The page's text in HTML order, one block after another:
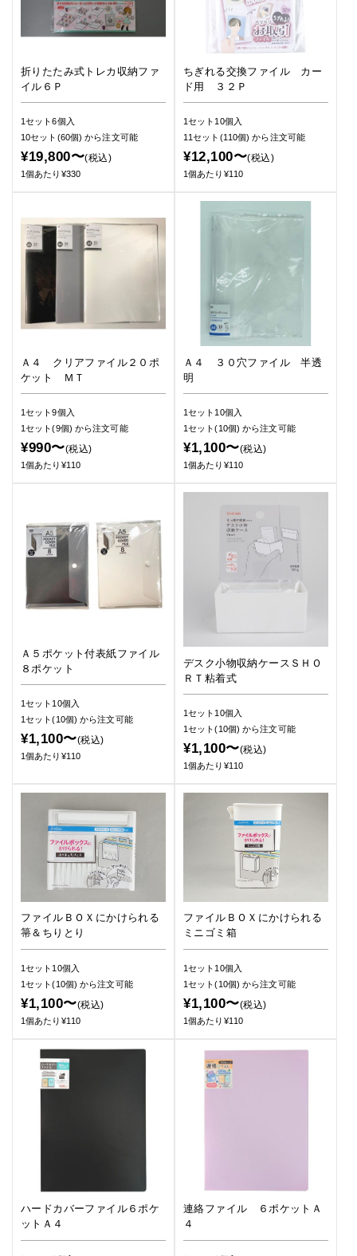
折りたたみ式トレカ収納ファ
イル６Ｐ
1セット6個入
10セット(60個)から注文可能
¥19,800〜(税込)
1個あたり¥330
ちぎれる交換ファイル カー
ド用 ３２Ｐ
1セット10個入
11セット(110個)から注文可能
¥12,100〜(税込)
1個あたり¥110
Ａ４ クリアファイル２０ポ
ケット ＭＴ
1セット9個入
1セット(9個) から注文可能
¥990〜(税込)
1個あたり¥110
Ａ４ ３０穴ファイル 半透
明
1セット10個入
1セット(10個)から注文可能
¥1,100〜(税込)
1個あたり¥110
Ａ５ポケット付表紙ファイル
８ポケット
1セット10個入
1セット(10個)から注文可能
¥1,100〜(税込)
1個あたり¥110
デスク小物収納ケースＳＨＯ
ＲＴ粘着式
1セット10個入
1セット(10個)から注文可能
¥1,100〜(税込)
1個あたり¥110
ファイルＢＯＸにかけられる
箒＆ちりとり
1セット10個入
1セット(10個)から注文可能
¥1,100〜(税込)
1個あたり¥110
ファイルＢＯＸにかけられる
ミニゴミ箱
1セット10個入
1セット(10個)から注文可能
¥1,100〜(税込)
1個あたり¥110
ハードカバーファイル６ポケ
ットＡ４
連絡ファイル ６ポケットＡ
４